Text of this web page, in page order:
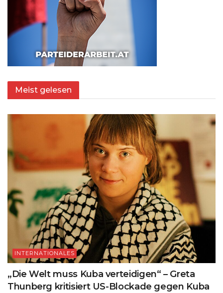
Meist gelesen
INTERNATIONALES
„Die Welt muss Kuba verteidigen“ – Greta
Thunberg kritisiert US-Blockade gegen Kuba